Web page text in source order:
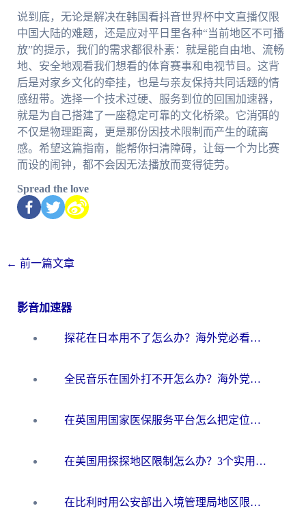
说到底，无论是解决在韩国看抖音世界杯中文直播仅限
中国大陆的难题，还是应对平日里各种“当前地区不可播
放”的提示，我们的需求都很朴素：就是能自由地、流畅
地、安全地观看我们想看的体育赛事和电视节目。这背
后是对家乡文化的牵挂，也是与亲友保持共同话题的情
感纽带。选择一个技术过硬、服务到位的回国加速器，
就是为自己搭建了一座稳定可靠的文化桥梁。它消弭的
不仅是物理距离，更是那份因技术限制而产生的疏离
感。希望这篇指南，能帮你扫清障碍，让每一个为比赛
而设的闹钟，都不会因无法播放而变得徒劳。
Spread the love
← 前一篇文章
影音加速器
探花在日本用不了怎么办？海外党必看的回国加速解决方案（附多场景实测）
全民音乐在国外打不开怎么办？海外党亲测有效的回国加速方案
在英国用国家医保服务平台怎么把定位修改到中国国内？海外党必看的解决指南（附腾讯视频伊对可用方法）
在美国用探探地区限制怎么办？3个实用技巧帮你搞定（附咪咕豆瓣音乐限制破解法）
在比利时用公安部出入境管理局地区限制怎么办？3步搞定+欧洲杯观赛&香港购物指南